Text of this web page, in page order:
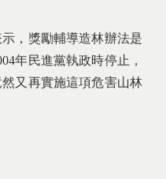
，獎勵輔導造林辦法是
年民進黨執政時停止，
又再實施這項危害山林